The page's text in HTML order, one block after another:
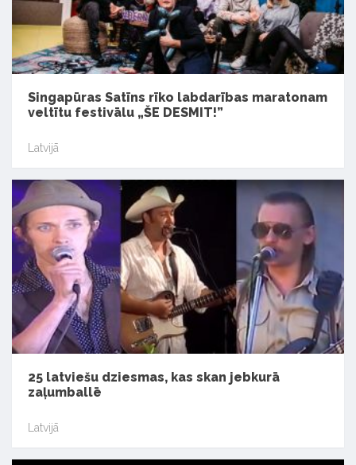
Singapūras Satīns rīko labdarības maratonam
veltītu festivālu „ŠE DESMIT!”
Latvijā
25 latviešu dziesmas, kas skan jebkurā
zaļumballē
Latvijā